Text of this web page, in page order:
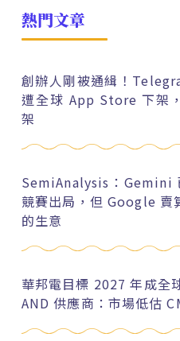
熱門文章
創辦人剛被通緝！
遭全球 App Store 下架
架
SemiAnalysis：Gemini
競賽出局，但 Google 賣
的生意
華邦電目標 2027 年成全
AND 供應商：市場低估